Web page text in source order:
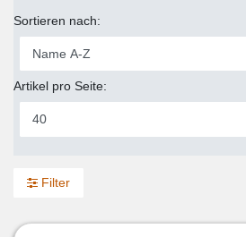
Sortieren nach:
Artikel pro Seite:
Filter